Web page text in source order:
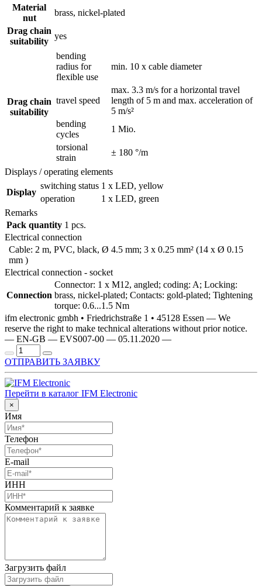
Material
nut
brass, nickel-plated
Drag chain
suitability
yes
Drag chain
suitability
bending
radius for
flexible use
min. 10 x cable diameter
travel speed
max. 3.3 m/s for a horizontal travel
length of 5 m and max. acceleration of
5 m/s²
bending
cycles
1 Mio.
torsional
strain
± 180 °/m
Displays / operating elements
Display
switching status 1 x LED, yellow
operation
1 x LED, green
Remarks
Pack quantity 1 pcs.
Electrical connection
Cable: 2 m, PVC, black, Ø 4.5 mm; 3 x 0.25 mm² (14 x Ø 0.15
mm )
Electrical connection - socket
Connection
Connector: 1 x M12, angled; coding: A; Locking:
brass, nickel-plated; Contacts: gold-plated; Tightening
torque: 0.6...1.5 Nm
ifm electronic gmbh • Friedrichstraße 1 • 45128 Essen — We
reserve the right to make technical alterations without prior notice.
— EN-GB — EVS007-00 — 05.11.2020 —
ОТПРАВИТЬ ЗАЯВКУ
Перейти в каталог IFM Electronic
×
Имя
Телефон
E-mail
ИНН
Комментарий к заявке
Загрузить файл